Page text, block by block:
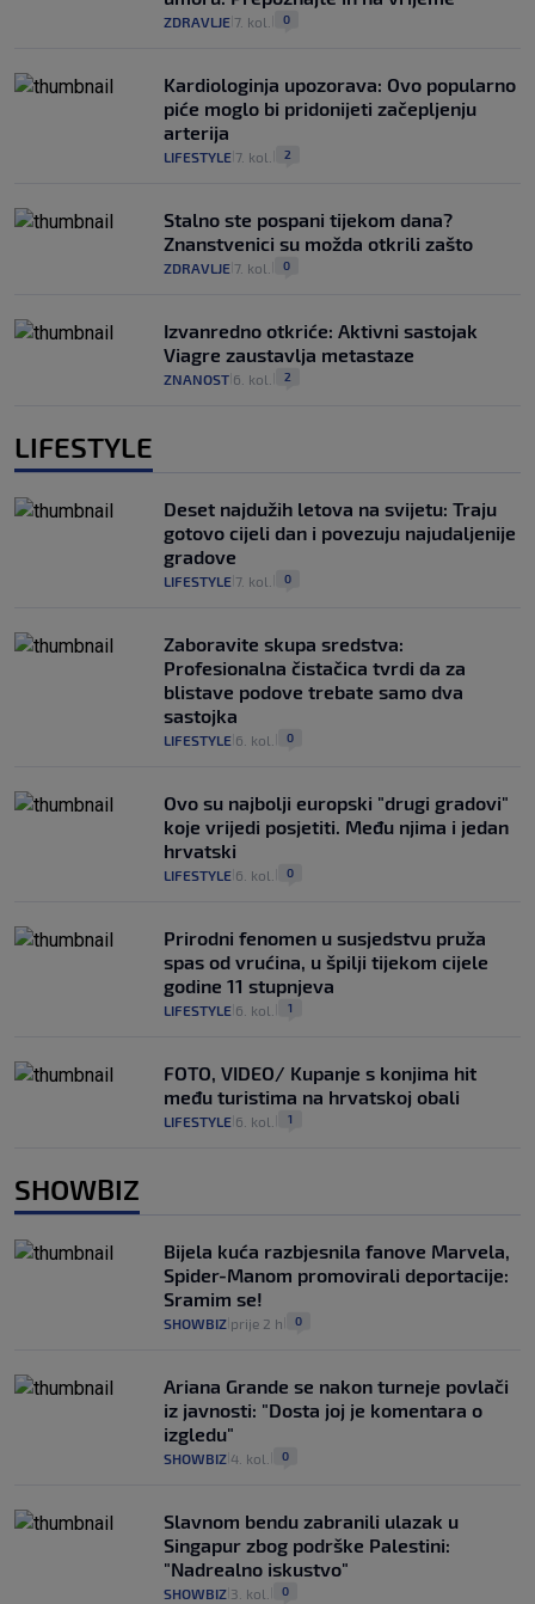
ZDRAVLJE 7. kol. 0
Kardiologinja upozorava: Ovo popularno
piće moglo bi pridonijeti začepljenju
arterija
LIFESTYLE 7. kol. 2
Stalno ste pospani tijekom dana?
Znanstvenici su možda otkrili zašto
ZDRAVLJE 7. kol. 0
Izvanredno otkriće: Aktivni sastojak
Viagre zaustavlja metastaze
ZNANOST 6. kol. 2
LIFESTYLE
Deset najdužih letova na svijetu: Traju
gotovo cijeli dan i povezuju najudaljenije
gradove
LIFESTYLE 7. kol. 0
Zaboravite skupa sredstva:
Profesionalna čistačica tvrdi da za
blistave podove trebate samo dva
sastojka
LIFESTYLE 6. kol. 0
Ovo su najbolji europski "drugi gradovi"
koje vrijedi posjetiti. Među njima i jedan
hrvatski
LIFESTYLE 6. kol. 0
Prirodni fenomen u susjedstvu pruža
spas od vrućina, u špilji tijekom cijele
godine 11 stupnjeva
LIFESTYLE 6. kol. 1
FOTO, VIDEO/ Kupanje s konjima hit
među turistima na hrvatskoj obali
LIFESTYLE 6. kol. 1
SHOWBIZ
Bijela kuća razbjesnila fanove Marvela,
Spider-Manom promovirali deportacije:
Sramim se!
SHOWBIZ prije 2 h 0
Ariana Grande se nakon turneje povlači
iz javnosti: "Dosta joj je komentara o
izgledu"
SHOWBIZ 4. kol. 0
Slavnom bendu zabranili ulazak u
Singapur zbog podrške Palestini:
"Nadrealno iskustvo"
SHOWBIZ 3. kol. 0